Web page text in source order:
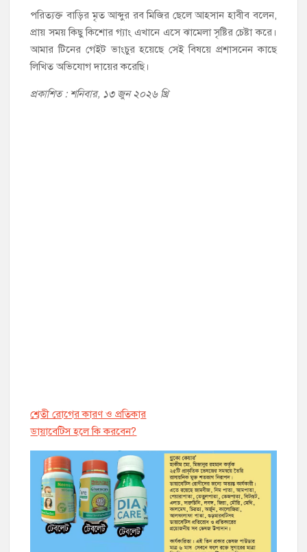
পরিত্যক্ত বাড়ির মৃত আব্দুর রব মিজির ছেলে আহসান হাবীব বলেন,
প্রায় সময় কিছু কিশোর গ্যাং এখানে এসে ঝামেলা সৃষ্টির চেষ্টা করে।
আমার টিনের গেইট ভাংচুর হয়েছে সেই বিষয়ে প্রশাসনেন কাছে
লিখিত অভিযোগ দায়ের করেছি।
প্রকাশিত : শনিবার, ১৩ জুন ২০২৬ খ্রি
শ্বেতী রোগের কারণ ও প্রতিকার
ডায়াবেট্সি হলে কি করবেন?